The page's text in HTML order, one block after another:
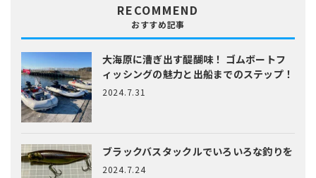
RECOMMEND
おすすめ記事
大海原に漕ぎ出す醍醐味！ ゴムボートフ
ィッシングの魅力と出船までのステップ！
2024.7.31
ブラックバスタックルでいろいろな釣りを
2024.7.24